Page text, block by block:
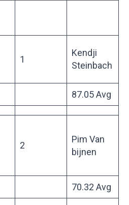
1
Kendji
Steinbach
87.05 Avg
2
Pim Van
bijnen
70.32 Avg